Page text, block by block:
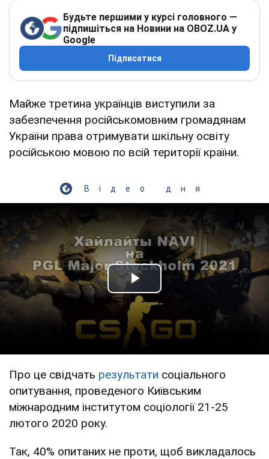
Будьте першими у курсі головного —
підпишіться на Новини на OBOZ.UA у
Google
Підписатися
Майже третина українців виступили за
забезпечення російськомовним громадянам
України права отримувати шкільну освіту
російською мовою по всій території країни.
Відео дня
Play Video
Про це свідчать результати соціального
опитування, проведеного Київським
міжнародним інститутом соціології 21-25
лютого 2020 року.
Так, 40% опитаних не проти, щоб викладалось